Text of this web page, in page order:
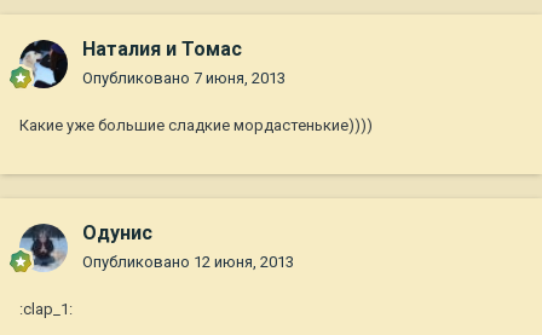
Наталия и Томас
Опубликовано 7 июня, 2013
Какие уже большие сладкие мордастенькие))))
Одунис
Опубликовано 12 июня, 2013
:clap_1: